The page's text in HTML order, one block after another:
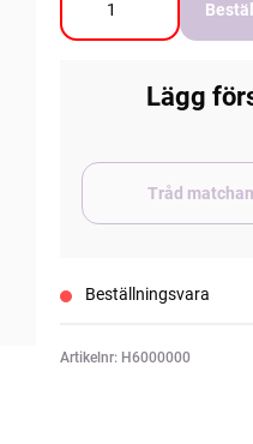
Lägg
Beställningsvara
Artikelnr: H6000000